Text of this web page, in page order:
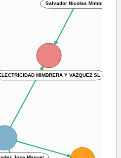
MIMBRERA Y VAZQUEZ SL
Salvador Nicolas Mimbrera